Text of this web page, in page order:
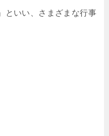
といい、さまざまな行事